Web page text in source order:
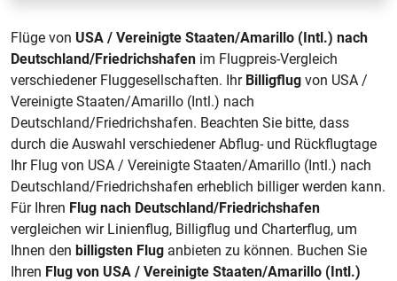
Flüge von USA / Vereinigte Staaten/Amarillo (Intl.) nach
Deutschland/Friedrichshafen im Flugpreis-Vergleich
verschiedener Fluggesellschaften. Ihr Billigflug von USA /
Vereinigte Staaten/Amarillo (Intl.) nach
Deutschland/Friedrichshafen. Beachten Sie bitte, dass
durch die Auswahl verschiedener Abflug- und Rückflugtage
Ihr Flug von USA / Vereinigte Staaten/Amarillo (Intl.) nach
Deutschland/Friedrichshafen erheblich billiger werden kann.
Für Ihren Flug nach Deutschland/Friedrichshafen
vergleichen wir Linienflug, Billigflug und Charterflug, um
Ihnen den billigsten Flug anbieten zu können. Buchen Sie
Ihren Flug von USA / Vereinigte Staaten/Amarillo (Intl.)